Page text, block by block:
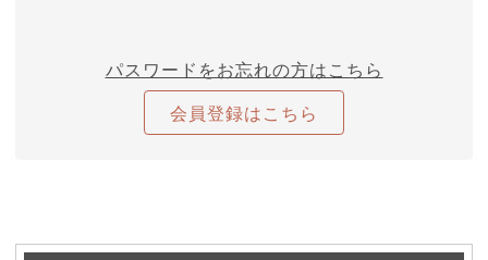
パスワードをお忘れの方はこちら
会員登録はこちら